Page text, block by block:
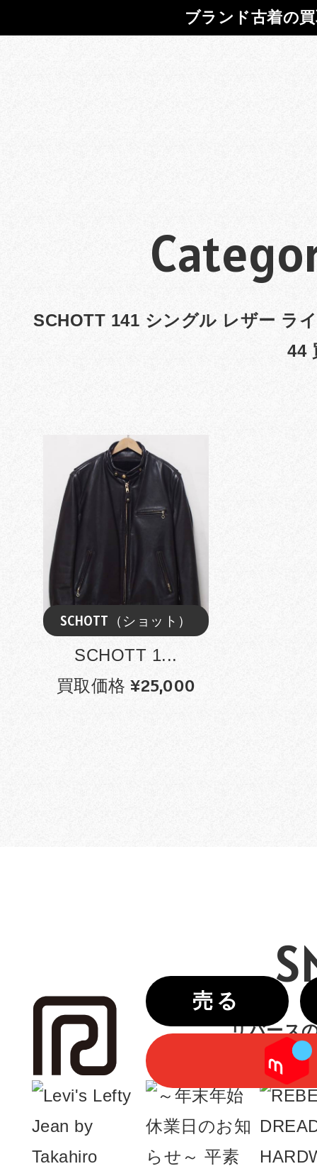
売る
ブランド古着の
SCHOTT 141 シングル レザー ラ
44
SCHOTT（ショット）
SCHOTT 1...
買取価格 ¥25,000
リバース